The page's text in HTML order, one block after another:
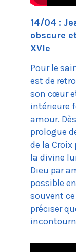
14/04 :
obscure
XVIe
Pour le
est de
son cœur
intérieure
amour.
prologue
de la Croix
la divine
Dieu par
possible
souvent
préciser